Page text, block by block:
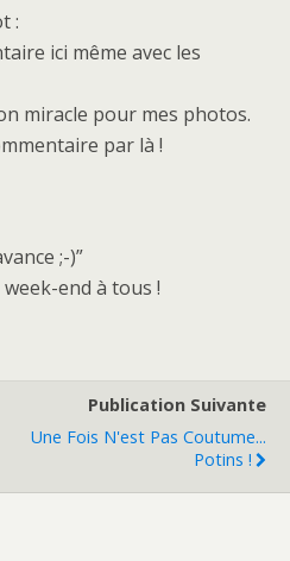
:
ici même avec les
miracle pour mes photos.
par là !
;-)”
end à tous !
Publication Suivante
Une Fois N'est Pas Coutume...
Potins !